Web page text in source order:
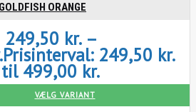
ORANGE
249,50 kr. –
Prisinterval: 249,50 kr.
til 499,00 kr.
VÆLG VARIANT